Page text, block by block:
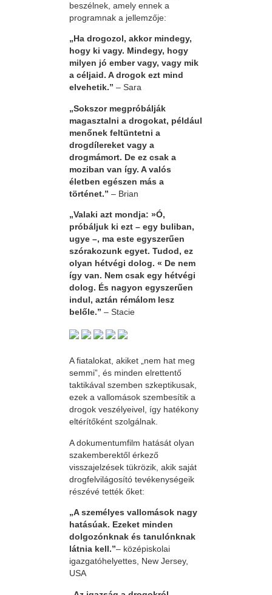
beszélnek, amely ennek a
programnak a jellemzője:
„Ha drogozol, akkor mindegy,
hogy ki vagy. Mindegy, hogy
milyen jó ember vagy, vagy mik
a céljaid. A drogok ezt mind
elvehetik.” – Sara
„Sokszor megpróbálják
magasztalni a drogokat, például
menőnek feltüntetni a
drogdílereket vagy a
drogmámort. De ez csak a
moziban van így. A valós
életben egészen más a
történet.” – Brian
„Valaki azt mondja: »Ó,
próbáljuk ki ezt – egy buliban,
ugye –, ma este egyszerűen
szórakozunk egyet. Tudod, ez
olyan hétvégi dolog. « De nem
így van. Nem csak egy hétvégi
dolog. És nagyon egyszerűen
indul, aztán rémálom lesz
belőle.” – Stacie
A fiatalokat, akiket „nem hat meg
semmi”, és minden elrettentő
taktikával szemben szkeptikusak,
ezek a vallomások szembesítik a
drogok veszélyeivel, így hatékony
eltérítőként szolgálnak.
A dokumentumfilm hatását olyan
szakemberektől érkező
visszajelzések tükrözik, akik saját
drogfelvilágosító tevékenységeik
részévé tették őket:
„A személyes vallomások nagy
hatásúak. Ezeket minden
dolgozónknak és tanulónknak
látnia kell.”– középiskolai
igazgatóhelyettes, New Jersey,
USA